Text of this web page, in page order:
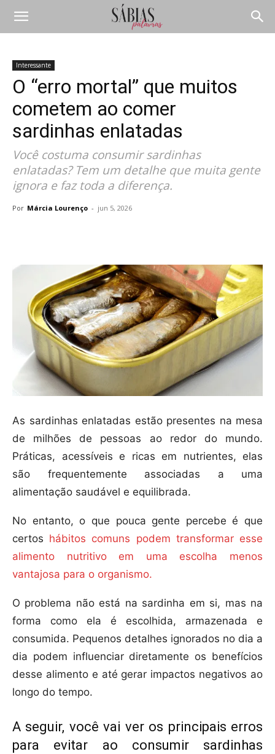
Interessante
O “erro mortal” que muitos
cometem ao comer
sardinhas enlatadas
Você costuma consumir sardinhas
enlatadas? Tem um detalhe que muita gente
ignora e faz toda a diferença.
Por Márcia Lourenço - jun 5, 2026
As sardinhas enlatadas estão presentes na mesa
de milhões de pessoas ao redor do mundo.
Práticas, acessíveis e ricas em nutrientes, elas
são frequentemente associadas a uma
alimentação saudável e equilibrada.
No entanto, o que pouca gente percebe é que
certos hábitos comuns podem transformar esse
alimento nutritivo em uma escolha menos
vantajosa para o organismo.
O problema não está na sardinha em si, mas na
forma como ela é escolhida, armazenada e
consumida. Pequenos detalhes ignorados no dia a
dia podem influenciar diretamente os benefícios
desse alimento e até gerar impactos negativos ao
longo do tempo.
A seguir, você vai ver os principais erros
para evitar ao consumir sardinhas